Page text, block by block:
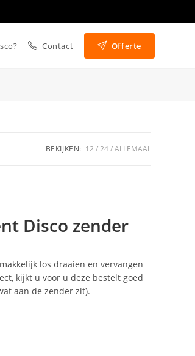
Contact Offerte
BEKIJKEN: 12 24 ALLEMAAL
Disco zender
los draaien en vervangen
kijkt u voor u deze bestelt goed
aan de zender zit).